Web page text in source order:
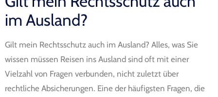
im Ausland?
Gilt mein Rechtsschutz auch im Ausland? Alles, was Sie
wissen müssen Reisen ins Ausland sind oft mit einer
Vielzahl von Fragen verbunden, nicht zuletzt über
rechtliche Absicherungen. Eine der häufigsten Fragen, die